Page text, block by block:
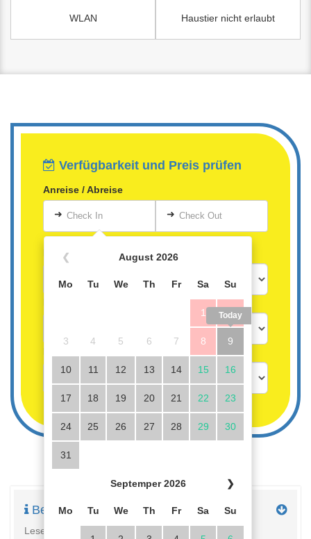
WLAN Haustier nicht erlaubt
Verfügbarkeit und Preis prüfen
Anreise / Abreise
➜ Check In
❮ August 2026
Mo Tu We Th Fr Sa Su
1 2
3 4 5 6 7 8 9
Today
10 11 12 13 14 15 16
17 18 19 20 21 22 23
24 25 26 27 28 29 30
31
Septemper 2026 ❯
Mo Tu We Th Fr Sa Su
➜ Check Out
Personen
Beschreibung
Lesen Sie hier die ganze Objektbeschreibung